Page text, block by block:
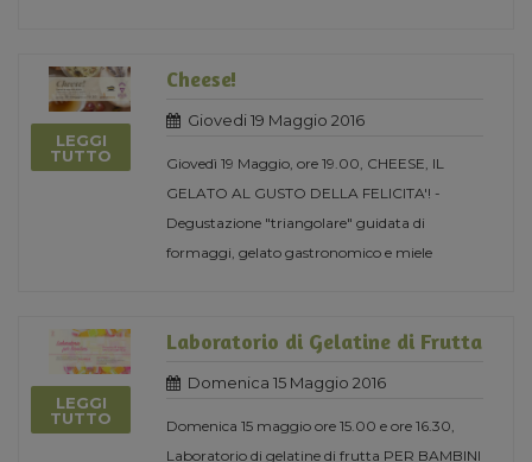
LEGGI
TUTTO
Cheese!
Giovedi 19 Maggio 2016
Giovedì 19 Maggio, ore 19.00, CHEESE, IL
GELATO AL GUSTO DELLA FELICITA'! -
Degustazione "triangolare" guidata di
formaggi, gelato gastronomico e miele
LEGGI
TUTTO
Laboratorio di Gelatine di Frutta
Domenica 15 Maggio 2016
Domenica 15 maggio ore 15.00 e ore 16.30,
Laboratorio di gelatine di frutta PER BAMBINI